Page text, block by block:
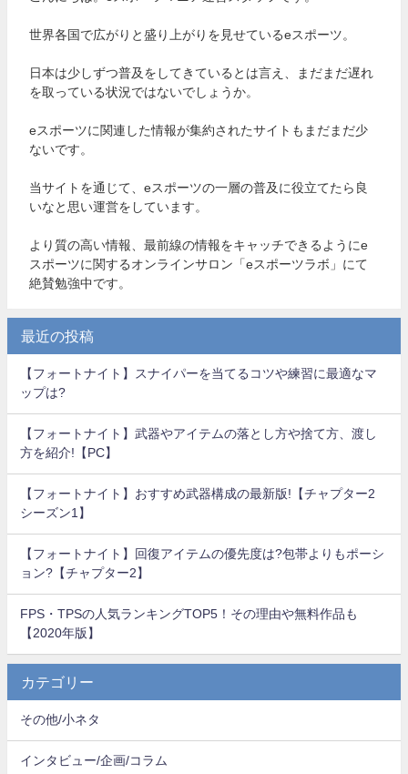
世界各国で広がりと盛り上がりを見せているeスポーツ。
日本は少しずつ普及をしてきているとは言え、まだまだ遅れ
を取っている状況ではないでしょうか。
eスポーツに関連した情報が集約されたサイトもまだまだ少
ないです。
当サイトを通じて、eスポーツの一層の普及に役立てたら良
いなと思い運営をしています。
より質の高い情報、最前線の情報をキャッチできるようにe
スポーツに関するオンラインサロン「eスポーツラボ」にて
絶賛勉強中です。
最近の投稿
【フォートナイト】スナイパーを当てるコツや練習に最適なマ
ップは?
【フォートナイト】武器やアイテムの落とし方や捨て方、渡し
方を紹介!【PC】
【フォートナイト】おすすめ武器構成の最新版!【チャプター2
シーズン1】
【フォートナイト】回復アイテムの優先度は?包帯よりもポーシ
ョン?【チャプター2】
FPS・TPSの人気ランキングTOP5！その理由や無料作品も
【2020年版】
カテゴリー
その他/小ネタ
インタビュー/企画/コラム